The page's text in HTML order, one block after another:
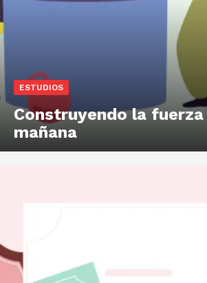
ESTUDIOS
Construyendo la
mañana